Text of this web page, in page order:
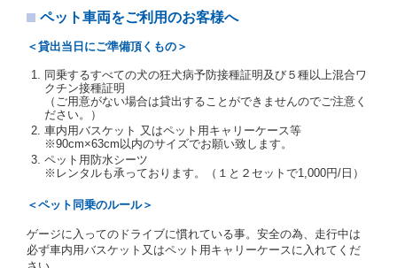
注２）運転免許証とは、道路交通法第９２条に規定
される運転免許証のうち、道路交通法施行規則第１
９条別記様式第１４の書式の運転免許証をいいま
す。
当社は、貸渡契約の締結にあたり、借受人及び運転者
に対し、運転免許証のほかに本人確認ができる書類の
提示を求め、及び提出された書類の写しをとることが
あります。
当社は、貸渡契約の締結にあたり、借受期間中に借受
人及び運転者と連絡するための携帯電話番号等の告知
を求めます。
レジットカード若しくは現金による支払いを求め、又
借受人は契約後の借受期間の延長はできないものとし
ます。
ペット車両をご利用のお客様へ
＜貸出当日にご準備頂くもの＞
同乗するすべての犬の狂犬病予防接種証明及び５種以上混合ワ
クチン接種証明
（ご用意がない場合は貸出することができませんのでご注意く
ださい。）
車内用バスケット 又はペット用キャリーケース等
※90cm×63cm以内のサイズでお願い致します。
ペット用防水シーツ
※レンタルも承っております。（１と２セットで1,000円/日）
＜ペット同乗のルール＞
ゲージに入ってのドライブに慣れている事。安全の為、走行中は
必ず車内用バスケット又はペット用キャリーケースに入れてくだ